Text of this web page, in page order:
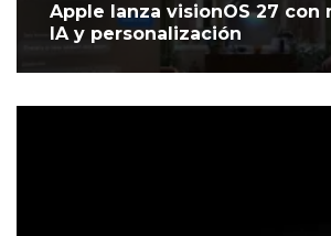
Apple lanza visionOS 27 con
IA y personalización